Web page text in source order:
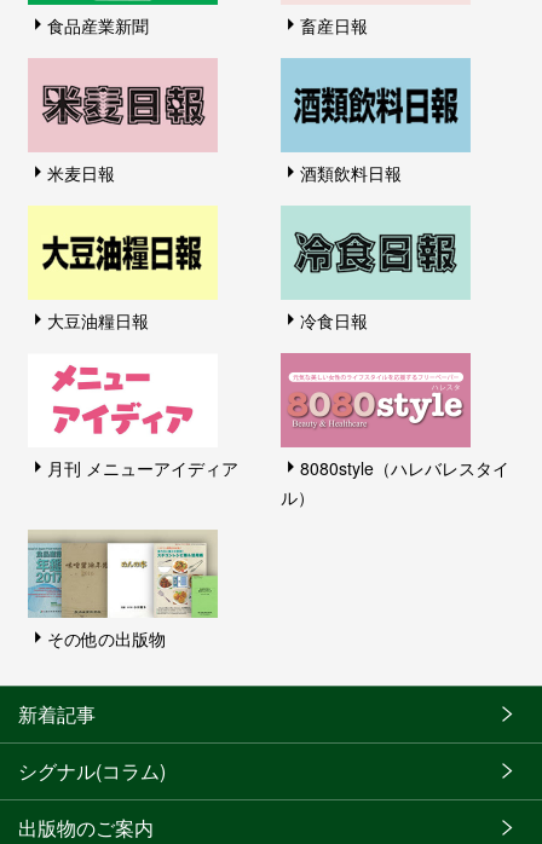
食品産業新聞 畜産日報
米麦日報 酒類飲料日報
大豆油糧日報 冷食日報
月刊 メニューアイディア
8080style（ハレバレスタイ
ル）
その他の出版物
新着記事
シグナル(コラム)
出版物のご案内